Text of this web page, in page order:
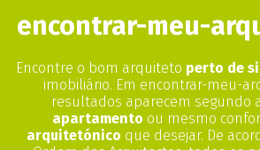
encontrar-meu-
Encontre o bom arquiteto perto de si
imobiliário. Em encontrar-meu-
resultados aparecem segundo
apartamento ou mesmo
arquitetónico que desejar. De